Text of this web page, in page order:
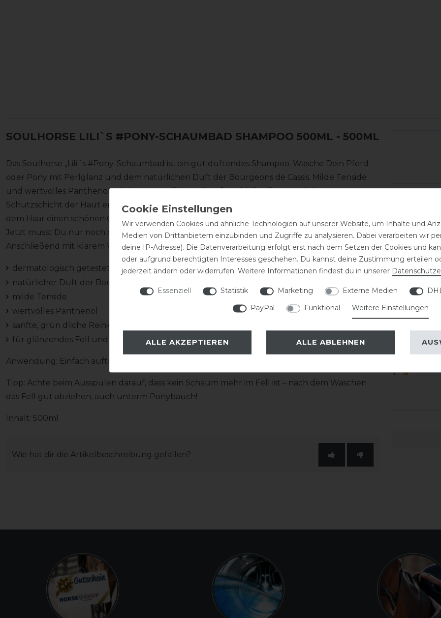
SOULHORSE LILI`S #PONY-SCHAUMBAD SHAMPOO 500ML - 500ML
Das Soulhorse „Lili´s #Pony-Schaumbad ist ein gut duftendes Shampoo. Wasche Dein Pferd
oder Pony mit Perlglanz und dem natürlichen Duft der Bourgeons de Cassis. Milde Tenside
und wertvolles Panthenol reinigen gründlich und sanft, so bleibt die nat ürliche
Schutzschicht der Haut erhalten und das Pony fühlt sich sehr wohl. Perlenextrakte verleihen
dem Haar einen schönen Glanz. Eine kleine Menge reicht, ob ins Haar oder auf den Schwamm.
Jetzt musst Du nur noch das Pony befeuchten und mit dem Scha umbad einrubbeln.
Anschließend mit klarem Wasser ausspülen und fertig, kein Ziepen und kein Zubbeln!
dermatologisch getestet
natürlicher Duft der Bourgeons de Cassis
milde Tenside
wertvolles Panthenol
sanfte, grün dliche Reinigung
für glänzendes Fell und Haar
Anwendung: Einfach auftragen und verreiben.
Tipp: Achte beim Ausspülen darauf, dass kein Schaum mehr im Fell ist – nach dem Waschen
das Fell gut abziehen, auch unterm Ponybauch!
Inhalt: 500ml
Wie hat dir die Artikelbeschreibung gefallen?
SKU:WAL-
EAN:
5
4
1
Wir verwenden Cookies und ähnliche Technologien auf unserer Website, um Inhalte und
Medien von Drittanbietern einzubinden und Zugriffe zu analysieren. Dabei verarbeiten wir
deine IP-Adresse). Die Datenverarbeitung erfolgt erst nach dem Setzen der Cookies und
oder aufgrund berechtigten Interesses geschehen. Du kannst deine Zustimmung erteilen
jederzeit ändern oder widerrufen. Weitere Informationen findest du in unserer
Essenziell Statistik Marketing Externe Medien
PayPal
Funktional Weitere Einstellungen
ALLE AKZEPTIEREN ALLE ABLEHNEN